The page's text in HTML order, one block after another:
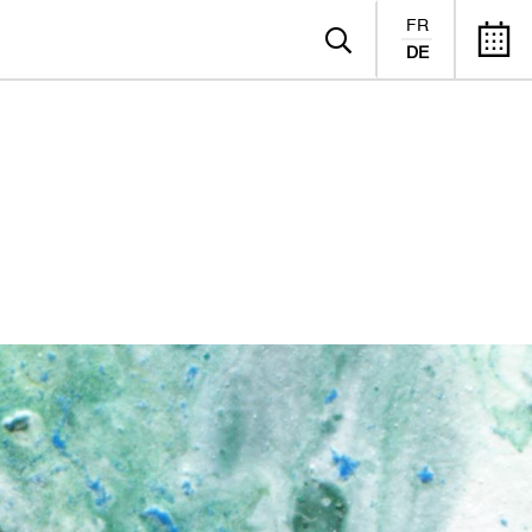
FR
DE